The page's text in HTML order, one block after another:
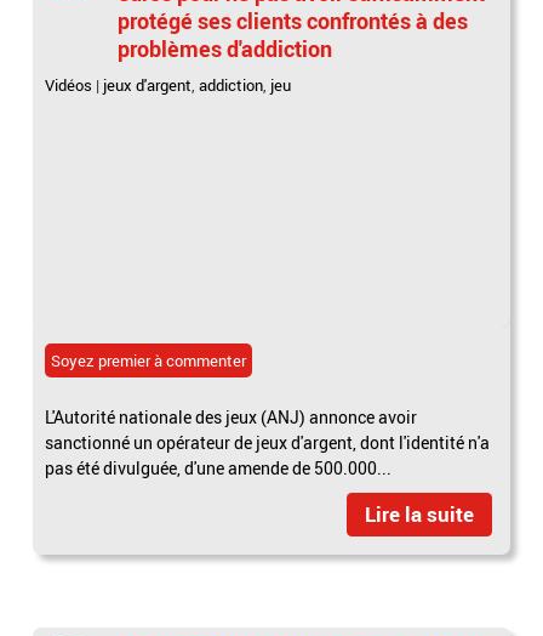
protégé ses clients confrontés à des
problèmes d'addiction
Vidéos | jeux d'argent,addiction, jeu
Soyez premier à commenter
L'Autorité nationale des jeux (ANJ) annonce avoir
sanctionné un opérateur de jeux d'argent, dont l'identité n'a
pas été divulguée, d'une amende de 500.000...
Lire la suite